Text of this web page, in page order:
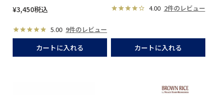
¥3,450税込
5.00 9件のレビュー
カートに入れる
4.00 2件のレビュー
カートに入れる